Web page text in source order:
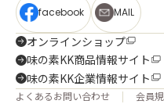
facebook MAIL
オンラインショップ
味の素KK商品情報サイト
味の素KK企業情報サイト
よくあるお問い合わせ
会員